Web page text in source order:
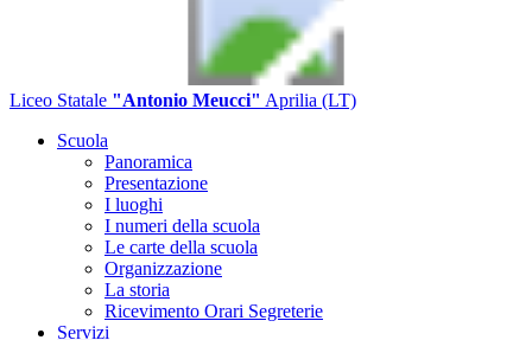
Liceo Statale "Antonio Meucci" Aprilia (LT)
Scuola
Panoramica
Presentazione
I luoghi
I numeri della scuola
Le carte della scuola
Organizzazione
La storia
Ricevimento Orari Segreterie
Servizi